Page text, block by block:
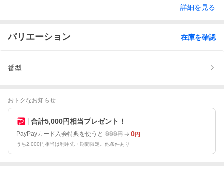
詳細を見る
バリエーション 在庫を確認
番型
おトクなお知らせ
合計5,000円相当プレゼント！
PayPayカード入会特典を使うと 999円 0円
うち2,000円相当は利用先・期間限定。他条件あり